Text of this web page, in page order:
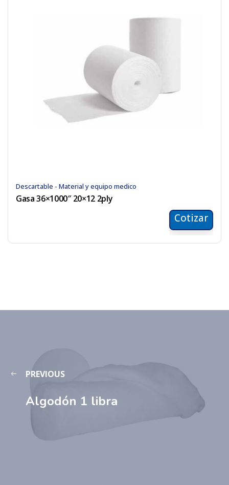
Descartable - Material y equipo medico
Gasa 36×1000″ 20×12 2ply
Cotizar
PREVIOUS
Algodón 1 libra